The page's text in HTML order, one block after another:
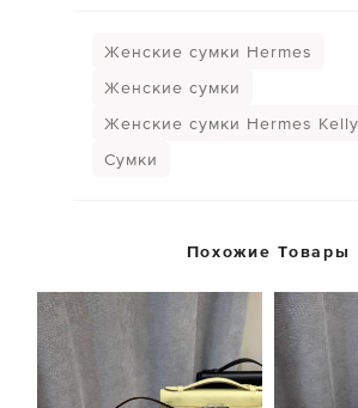
Женские сумки Hermes
Женские сумки
Женские сумки Hermes Kelly
Сумки
Похожие Товары